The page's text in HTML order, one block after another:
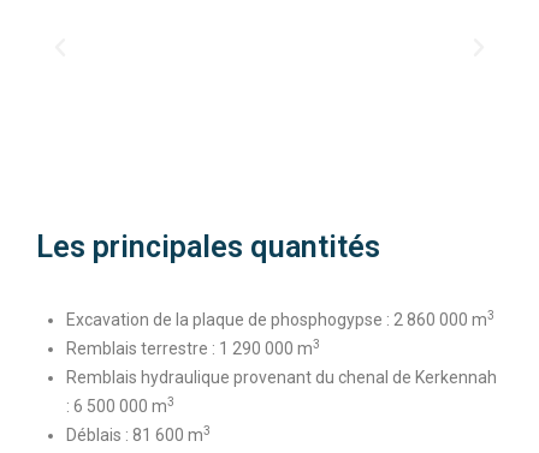
Les principales quantités
Excavation de la plaque de phosphogypse : 2 860 000 m3
Remblais terrestre : 1 290 000 m3
Remblais hydraulique provenant du chenal de Kerkennah
: 6 500 000 m3
Déblais : 81 600 m3